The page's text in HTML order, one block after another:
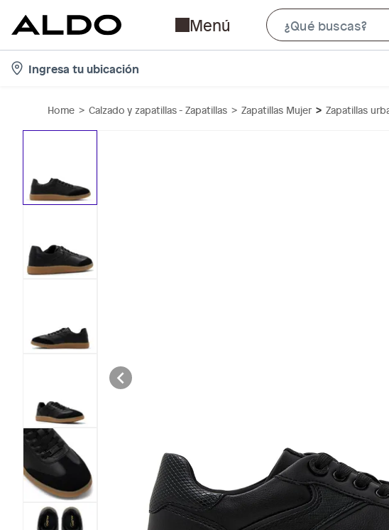
Menú
Ingresa tu ubicación
Home Calzado y zapatillas - Zapatillas Zapatillas Mujer Zapatillas